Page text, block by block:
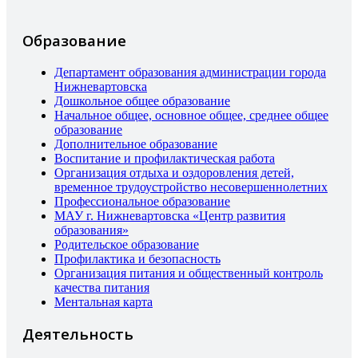
Образование
Департамент образования администрации города
Нижневартовска
Дошкольное общее образование
Начальное общее, основное общее, среднее общее
образование
Дополнительное образование
Воспитание и профилактическая работа
Организация отдыха и оздоровления детей,
временное трудоустройство несовершеннолетних
Профессиональное образование
МАУ г. Нижневартовска «Центр развития
образования»
Родительское образование
Профилактика и безопасность
Организация питания и общественный контроль
качества питания
Ментальная карта
Деятельность